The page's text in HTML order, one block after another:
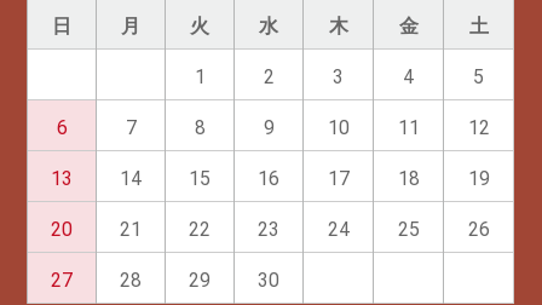
日 月 火 水 木 金 土
1 2 3 4 5
6 7 8 9 10 11 12
13 14 15 16 17 18 19
20 21 22 23 24 25 26
27 28 29 30